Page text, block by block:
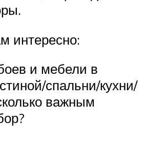
интересно:
и мебели в
спальни/кухни/
важным